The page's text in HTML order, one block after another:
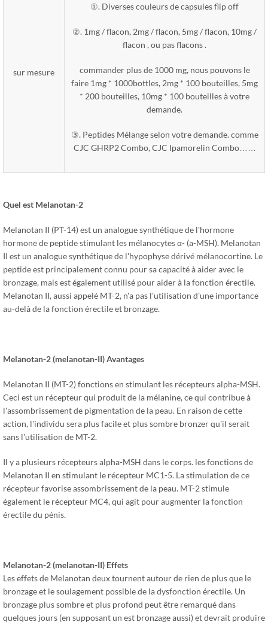
sur mesure
①. Diverses couleurs de capsules flip off
②. 1mg / flacon, 2mg / flacon, 5mg / flacon, 10mg /
flacon , ou pas flacons .
commander plus de 1000 mg, nous pouvons le
faire 1mg * 1000bottles, 2mg * 100 bouteilles, 5mg
* 200 bouteilles, 10mg * 100 bouteilles à votre
demande.
③. Peptides Mélange selon votre demande. comme
CJC GHRP2 Combo, CJC Ipamorelin Combo……
Quel est Melanotan-2
Melanotan II (PT-14) est un analogue synthétique de l'hormone
hormone de peptide stimulant les mélanocytes α- (a-MSH). Melanotan
II est un analogue synthétique de l'hypophyse dérivé mélanocortine. Le
peptide est principalement connu pour sa capacité à aider avec le
bronzage, mais est également utilisé pour aider à la fonction érectile.
Melanotan II, aussi appelé MT-2, n'a pas l'utilisation d'une importance
au-delà de la fonction érectile et bronzage.
Melanotan-2 (melanotan-II) Avantages
Melanotan II (MT-2) fonctions en stimulant les récepteurs alpha-MSH.
Ceci est un récepteur qui produit de la mélanine, ce qui contribue à
l'assombrissement de pigmentation de la peau. En raison de cette
action, l'individu sera plus facile et plus sombre bronzer qu'il serait
sans l'utilisation de MT-2.
Il y a plusieurs récepteurs alpha-MSH dans le corps. les fonctions de
Melanotan II en stimulant le récepteur MC1-5. La stimulation de ce
récepteur favorise assombrissement de la peau. MT-2 stimule
également le récepteur MC4, qui agit pour augmenter la fonction
érectile du pénis.
Melanotan-2 (melanotan-II) Effets
Les effets de Melanotan deux tournent autour de rien de plus que le
bronzage et le soulagement possible de la dysfonction érectile. Un
bronzage plus sombre et plus profond peut être remarqué dans
quelques jours (en supposant un est bronzage aussi) et devrait produire